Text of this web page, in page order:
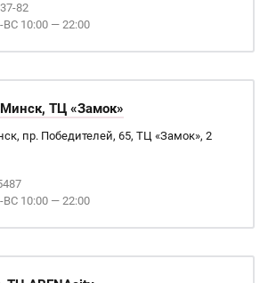
82
10:00 — 22:00
ТЦ «Замок»
пр. Победителей, 65, ТЦ «Замок», 2
10:00 — 22:00